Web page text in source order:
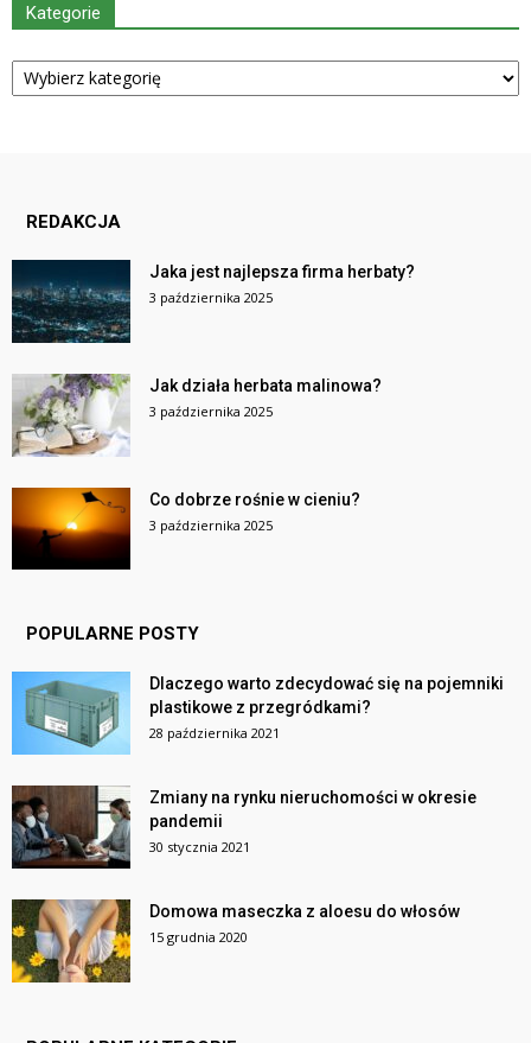
Kategorie
Kategorie
REDAKCJA
Jaka jest najlepsza firma herbaty?
3 października 2025
Jak działa herbata malinowa?
3 października 2025
Co dobrze rośnie w cieniu?
3 października 2025
POPULARNE POSTY
Dlaczego warto zdecydować się na pojemniki
plastikowe z przegródkami?
28 października 2021
Zmiany na rynku nieruchomości w okresie
pandemii
30 stycznia 2021
Domowa maseczka z aloesu do włosów
15 grudnia 2020